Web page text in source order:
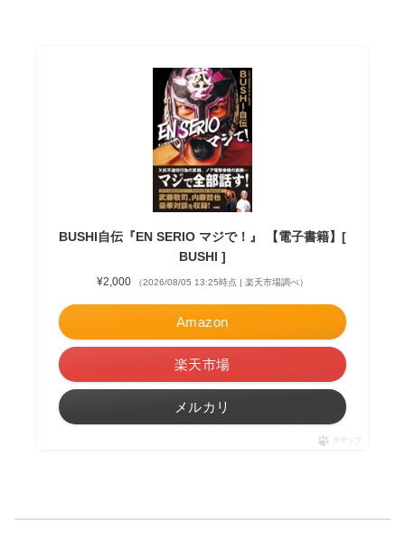
BUSHI自伝『EN SERIO マジで！』 【電子書籍】[
BUSHI ]
¥2,000 （2026/08/05 13:25時点 | 楽天市場調べ）
Amazon
楽天市場
メルカリ
ポチップ